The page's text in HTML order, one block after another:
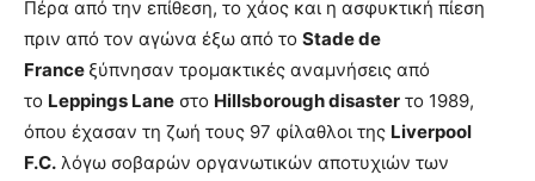
Πέρα από την επίθεση, το χάος και η ασφυκτική πίεση
πριν από τον αγώνα έξω από το Stade de
France ξύπνησαν τρομακτικές αναμνήσεις από
το Leppings Lane στο Hillsborough disaster το 1989,
όπου έχασαν τη ζωή τους 97 φίλαθλοι της Liverpool
F.C. λόγω σοβαρών οργανωτικών αποτυχιών των